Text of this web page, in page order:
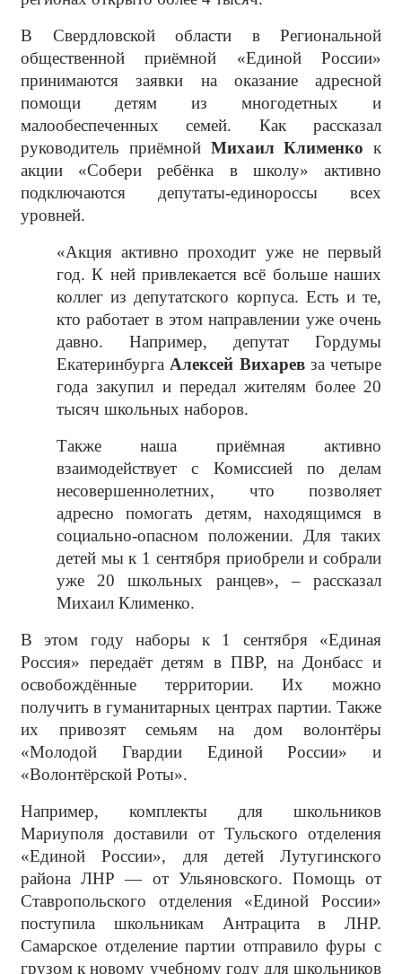
В Свердловской области в Региональной
общественной приёмной «Единой России»
принимаются заявки на оказание адресной
помощи детям из многодетных и
малообеспеченных семей. Как рассказал
руководитель приёмной Михаил Клименко к
акции «Собери ребёнка в школу» активно
подключаются депутаты-единороссы всех
уровней.
«Акция активно проходит уже не первый
год. К ней привлекается всё больше наших
коллег из депутатского корпуса. Есть и те,
кто работает в этом направлении уже очень
давно. Например, депутат Гордумы
Екатеринбурга Алексей Вихаревза четыре
года закупил и передал жителям более 20
тысяч школьных наборов.
Также наша приёмная активно
взаимодействует с Комиссией по делам
несовершеннолетних, что позволяет
адресно помогать детям, находящимся в
социально-опасном положении. Для таких
детей мы к 1 сентября приобрели и собрали
уже 20 школьных ранцев», – рассказал
Михаил Клименко.
В этом году наборы к 1 сентября «Единая
Россия» передаёт детям в ПВР, на Донбасс и
освобождённые территории. Их можно
получить в гуманитарных центрах партии. Также
их привозят семьям на дом волонтёры
«Молодой Гвардии Единой России» и
«Волонтёрской Роты».
Например, комплекты для школьников
Мариуполя доставили от Тульского отделения
«Единой России», для детей Лутугинского
района ЛНР — от Ульяновского. Помощь от
Ставропольского отделения «Единой России»
поступила школьникам Антрацита в ЛНР.
Самарское отделение партии отправило фуры с
грузом к новому учебному году для школьников